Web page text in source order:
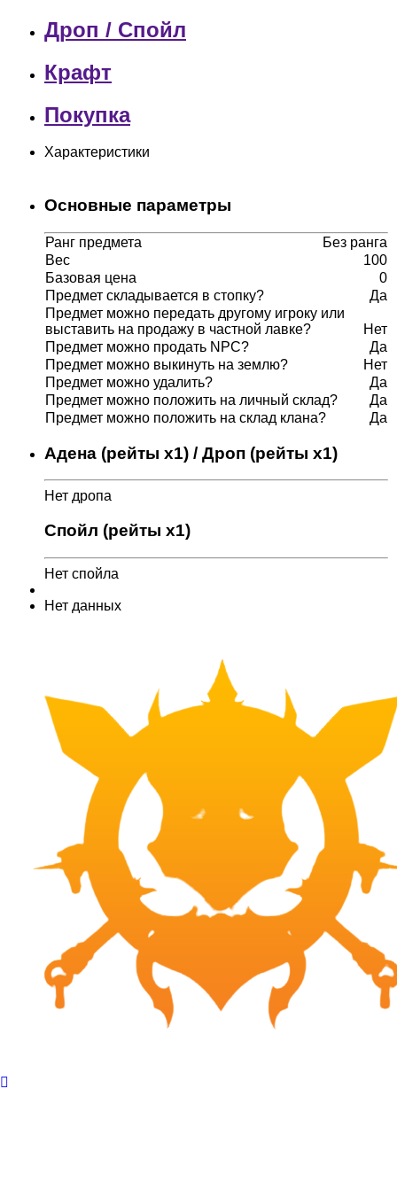
Дроп / Спойл
Крафт
Покупка
Характеристики
Основные параметры
Ранг предмета
Без ранга
Вес
100
Базовая цена
0
Предмет складывается в стопку?
Да
Предмет можно передать другому игроку или
выставить на продажу в частной лавке?
Нет
Предмет можно продать NPC?
Да
Предмет можно выкинуть на землю?
Нет
Предмет можно удалить?
Да
Предмет можно положить на личный склад?
Да
Предмет можно положить на склад клана?
Да
Адена (рейты x1) / Дроп (рейты x1)
Нет дропа
Спойл (рейты x1)
Нет спойла
Нет данных